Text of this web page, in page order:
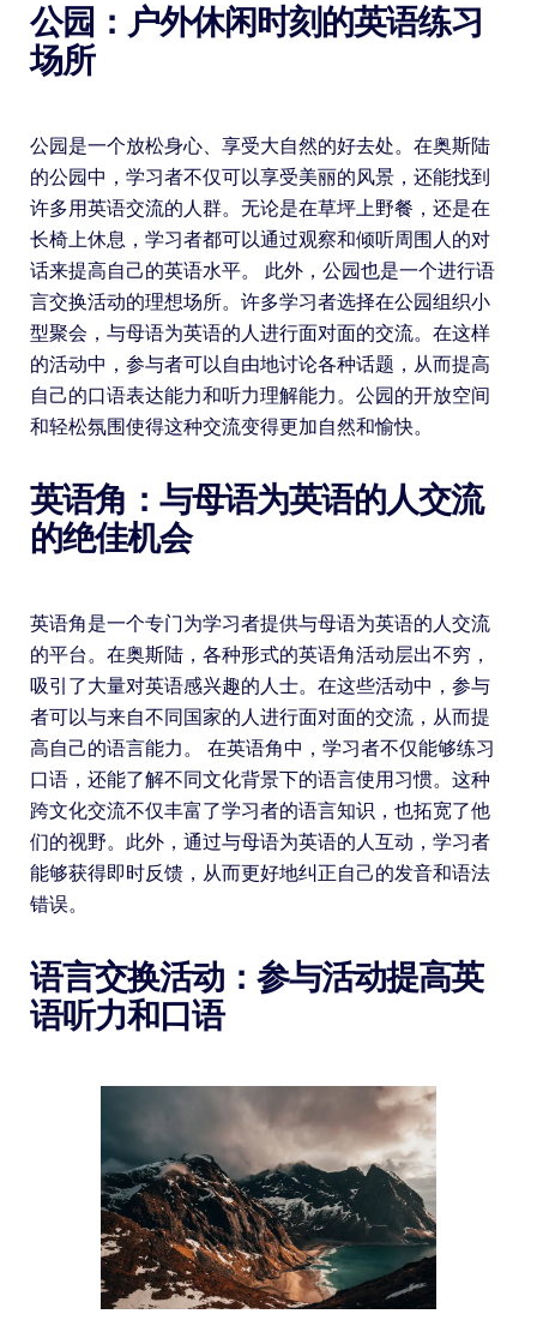
公园：户外休闲时刻的英语练习
场所
公园是一个放松身心、享受大自然的好去处。在奥斯陆
的公园中，学习者不仅可以享受美丽的风景，还能找到
许多用英语交流的人群。无论是在草坪上野餐，还是在
长椅上休息，学习者都可以通过观察和倾听周围人的对
话来提高自己的英语水平。 此外，公园也是一个进行语
言交换活动的理想场所。许多学习者选择在公园组织小
型聚会，与母语为英语的人进行面对面的交流。在这样
的活动中，参与者可以自由地讨论各种话题，从而提高
自己的口语表达能力和听力理解能力。公园的开放空间
和轻松氛围使得这种交流变得更加自然和愉快。
英语角：与母语为英语的人交流
的绝佳机会
英语角是一个专门为学习者提供与母语为英语的人交流
的平台。在奥斯陆，各种形式的英语角活动层出不穷，
吸引了大量对英语感兴趣的人士。在这些活动中，参与
者可以与来自不同国家的人进行面对面的交流，从而提
高自己的语言能力。 在英语角中，学习者不仅能够练习
口语，还能了解不同文化背景下的语言使用习惯。这种
跨文化交流不仅丰富了学习者的语言知识，也拓宽了他
们的视野。此外，通过与母语为英语的人互动，学习者
能够获得即时反馈，从而更好地纠正自己的发音和语法
错误。
语言交换活动：参与活动提高英
语听力和口语